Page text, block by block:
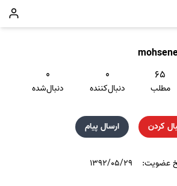
۶۵
مطلب
۰
دنبال‌کننده
۰
دنبال‌شده
کردن ارسال پیام
عضویت: ۱۳۹۲/۰۵/۲۹